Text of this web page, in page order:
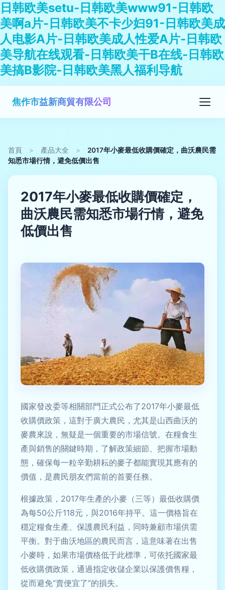
日韩欧美setu-日韩欧美www91-日韩欧
美啊a片-日韩欧美不卡少妇91-日韩欧美成
人电影A片-日韩欧美成人性爱A片-日韩欧
美导航在线观看-日韩欧美干B在线-日韩欧
美搞B影院-日韩欧美黑人福利导航
焦作市益新商貿有限公司
首頁 > 產品大全 >
2017年小麥最低收購價確定，曲沃農民需
知悉市場行情，避免低價出售
2017年小麥最低收購價確定，
曲沃農民需知悉市場行情，避免
低價出售
國家發改委等相關部門正式公布了2017年小麥最低
收購價政策，這對于廣大農民，尤其是山西曲沃的
麥農來說，無疑是一個重要的市場信號。在糧食生
產與銷售的關鍵時期，了解政策細節、把握市場動
態，確保每一粒辛勤耕耘的麥子都能實現其應有的
價值，是農民朋友們當前的首要任務。
根據政策，2017年生產的小麥（三等）最低收購價
為每50公斤118元，與2016年持平。這一價格旨在
穩定糧食生產、保護農民利益，同時兼顧市場供需
平衡。對于曲沃地區的農民而言，這意味著在出售
小麥時，如果市場價格低于此標準，可依托國家最
低收購價政策，通過指定收儲企業以保護價售糧，
從而避免“賣便宜了”的損失。